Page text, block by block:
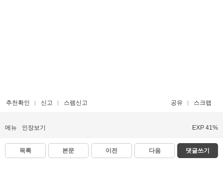
추천확인 신고 스팸신고 공유 스크랩
메뉴 인장보기 EXP 41%
목록 본문 이전 다음 댓글쓰기